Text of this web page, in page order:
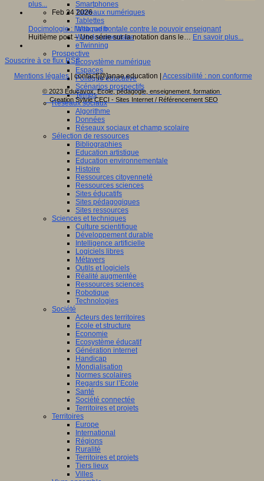
Smartphones
Tableaux numériques
Tablettes
Web radio
Webdocumentaire
eTwinning
Prospective
Ecosystème numérique
Espaces
Politique éducative
Scénarios prospectifs
Temps
Réseaux sociaux
Algorithme
Données
Réseaux sociaux et champ scolaire
Sélection de ressources
Bibliographies
Education artistique
Education environnementale
Histoire
Ressources citoyenneté
Ressources sciences
Sites éducatifs
Sites pédagogiques
Sites ressources
Sciences et techniques
Culture scientifique
Développement durable
Intelligence artificielle
Logiciels libres
Métavers
Outils et logiciels
Réalité augmentée
Ressources sciences
Robotique
Technologies
Société
Acteurs des territoires
Ecole et structure
Economie
Ecosystème éducatif
Génération internet
Handicap
Mondialisation
Normes scolaires
Regards sur l’Ecole
Santé
Société connectée
Territoires et projets
Territoires
Europe
International
Régions
Ruralité
Territoires et projets
Tiers lieux
Villes
plus...
Feb 24 2026
Docimologie : l’attaque frontale contre le pouvoir enseignant
Huitième post – Une série sur la notation dans le… En savoir plus...
Souscrire à ce flux RSS
Mentions légales| contact[@]anae.education | Accessibilité : non conforme
© 2023 Educavox, Ecole, pédagogie, enseignement, formation
Creation Sylvie CECI - Sites Internet / Référencement SEO